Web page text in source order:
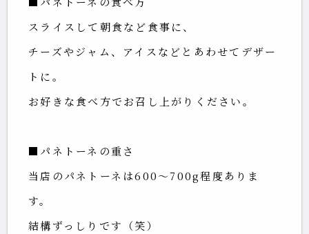
スライスして朝食など食事に、
チーズやジャム、アイスなどとあわせてデザー
トに。
お好きな食べ方でお召し上がりください。
■パネトーネの重さ
当店のパネトーネは600～700g程度ありま
す。
結構ずっしりです（笑）